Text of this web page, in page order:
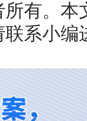
有。
系小编